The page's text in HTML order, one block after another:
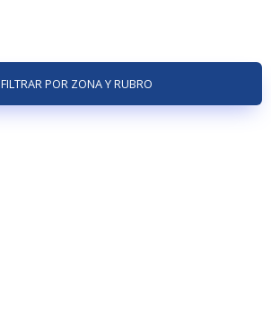
FILTRAR POR ZONA Y RUBRO